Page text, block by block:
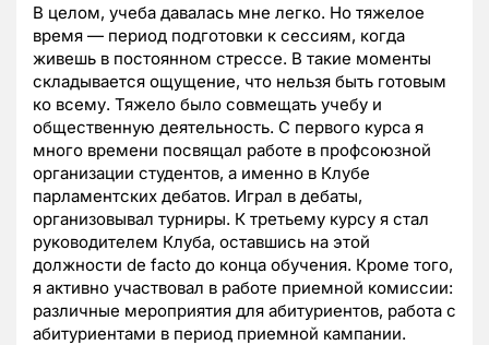
В целом, учеба давалась мне легко. Но тяжелое
время — период подготовки к сессиям, когда
живешь в постоянном стрессе. В такие моменты
складывается ощущение, что нельзя быть готовым
ко всему. Тяжело было совмещать учебу и
общественную деятельность. С первого курса я
много времени посвящал работе в профсоюзной
организации студентов, а именно в Клубе
парламентских дебатов. Играл в дебаты,
организовывал турниры. К третьему курсу я стал
руководителем Клуба, оставшись на этой
должности de facto до конца обучения. Кроме того,
я активно участвовал в работе приемной комиссии:
различные мероприятия для абитуриентов, работа с
абитуриентами в период приемной кампании.